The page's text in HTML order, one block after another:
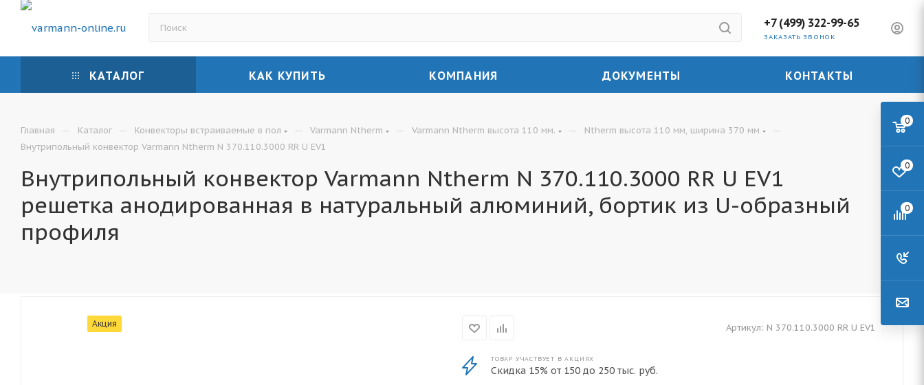
+7 (499) 322-99-65
ЗАКАЗАТЬ ЗВОНОК
КАТАЛОГ КАК КУПИТЬ КОМПАНИЯ ДОКУМЕНТЫ КОНТАКТЫ
Главная — Каталог — Конвекторы встраиваемые в пол — Varmann Ntherm — Varmann Ntherm высота 110 мм. — Ntherm высота 110 мм, ширина 370 мм —
Внутрипольный конвектор Varmann Ntherm N 370.110.3000 RR U EV1
Внутрипольный конвектор Varmann Ntherm N 370.110.3000 RR U EV1
решетка анодированная в натуральный алюминий, бортик из U-образный
профиля
Акция Артикул: N 370.110.3000 RR U EV1
ТОВАР УЧАСТВУЕТ В АКЦИЯХ
Скидка 15% от 150 до 250 тыс. руб.
0
0
0